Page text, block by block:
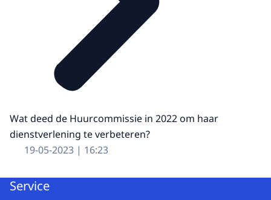
Wat deed de Huurcommissie in 2022 om haar
dienstverlening te verbeteren?
19-05-2023 | 16:23
Service